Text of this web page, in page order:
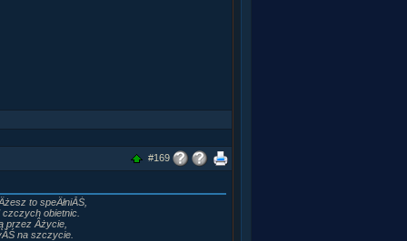
#169
to speÂłniĂŚ,
obietnic.
przez Âżycie,
na szczycie.